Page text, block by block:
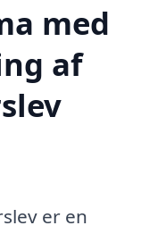
med
af
er en